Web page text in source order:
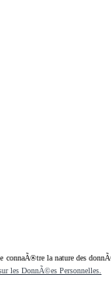
la nature des
les DonnÃ©es Personnelles.